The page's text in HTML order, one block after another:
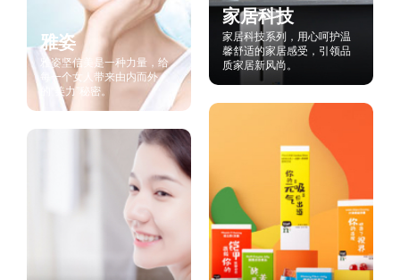
雅姿
雅姿坚信美是一种力量，给
每一个女人带来由内而外
的“美力”秘密。
家居科技
家居科技系列，用心呵护温
馨舒适的家居感受，引领品
质家居新风尚。